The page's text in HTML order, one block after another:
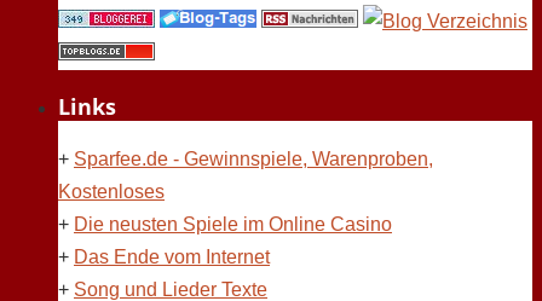
Links
+ Sparfee.de - Gewinnspiele, Warenproben,
Kostenloses
+ Die neusten Spiele im Online Casino
+ Das Ende vom Internet
+ Song und Lieder Texte